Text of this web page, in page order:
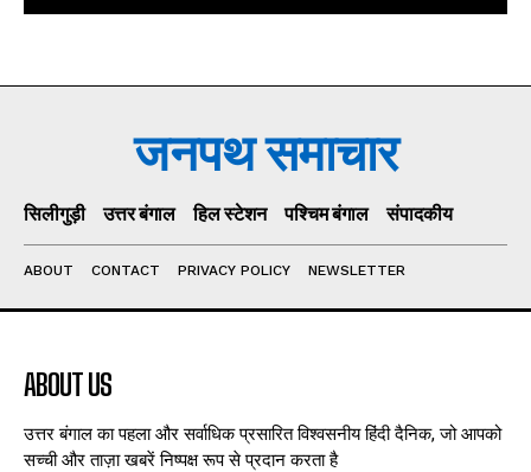
जनपथ समाचार
सिलीगुड़ी उत्तर बंगाल हिल स्टेशन पश्चिम बंगाल संपादकीय
ABOUT CONTACT PRIVACY POLICY NEWSLETTER
ABOUT US
उत्तर बंगाल का पहला और सर्वाधिक प्रसारित विश्वसनीय हिंदी दैनिक, जो आपको
सच्ची और ताज़ा खबरें निष्पक्ष रूप से प्रदान करता है